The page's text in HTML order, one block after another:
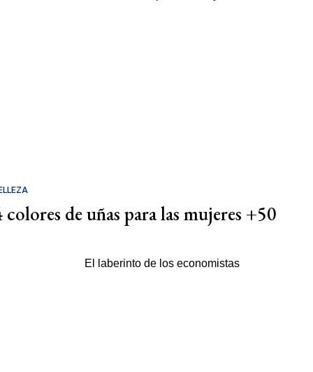
colores de uñas para las mujeres +50